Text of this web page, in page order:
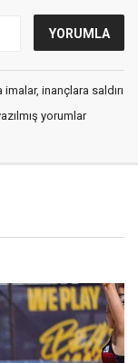
inançlara saldırı
yorumlar